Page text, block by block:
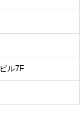
ル7F